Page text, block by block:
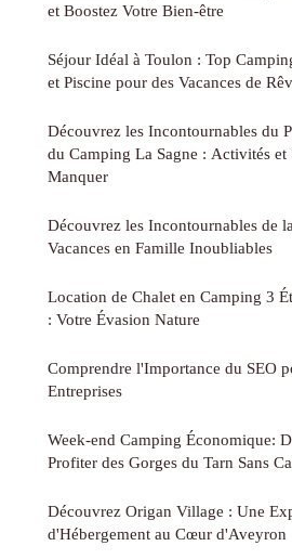
et Boostez Votre Bien-être
Séjour Idéal à Toulon : Top
et Piscine pour des Vacances de
Découvrez les Incontournables du
du Camping La Sagne : Activités et
Manquer
Découvrez les Incontournables de
Vacances en Famille Inoubliables
Location de Chalet en Camping 3
: Votre Évasion Nature
Comprendre l'Importance du SEO
Entreprises
Week-end Camping Économique:
Profiter des Gorges du Tarn Sans
Découvrez Origan Village : Une
d'Hébergement au Cœur d'Aveyron